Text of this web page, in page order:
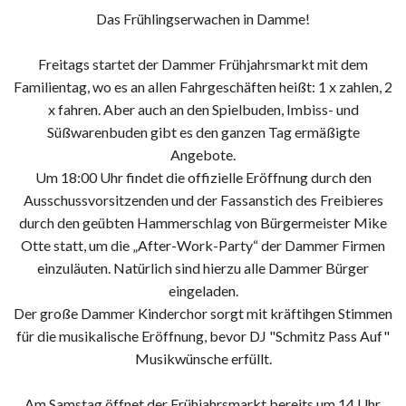
Das Frühlingserwachen in Damme!
Freitags startet der Dammer Frühjahrsmarkt mit dem
Familientag, wo es an allen Fahrgeschäften heißt: 1 x zahlen, 2
x fahren. Aber auch an den Spielbuden, Imbiss- und
Süßwarenbuden gibt es den ganzen Tag ermäßigte
Angebote.
Um 18:00 Uhr findet die offizielle Eröffnung durch den
Ausschussvorsitzenden und der Fassanstich des Freibieres
durch den geübten Hammerschlag von Bürgermeister Mike
Otte statt, um die „After-Work-Party“ der Dammer Firmen
einzuläuten. Natürlich sind hierzu alle Dammer Bürger
eingeladen.
Der große Dammer Kinderchor sorgt mit kräftihgen Stimmen
für die musikalische Eröffnung, bevor DJ "Schmitz Pass Auf"
Musikwünsche erfüllt.